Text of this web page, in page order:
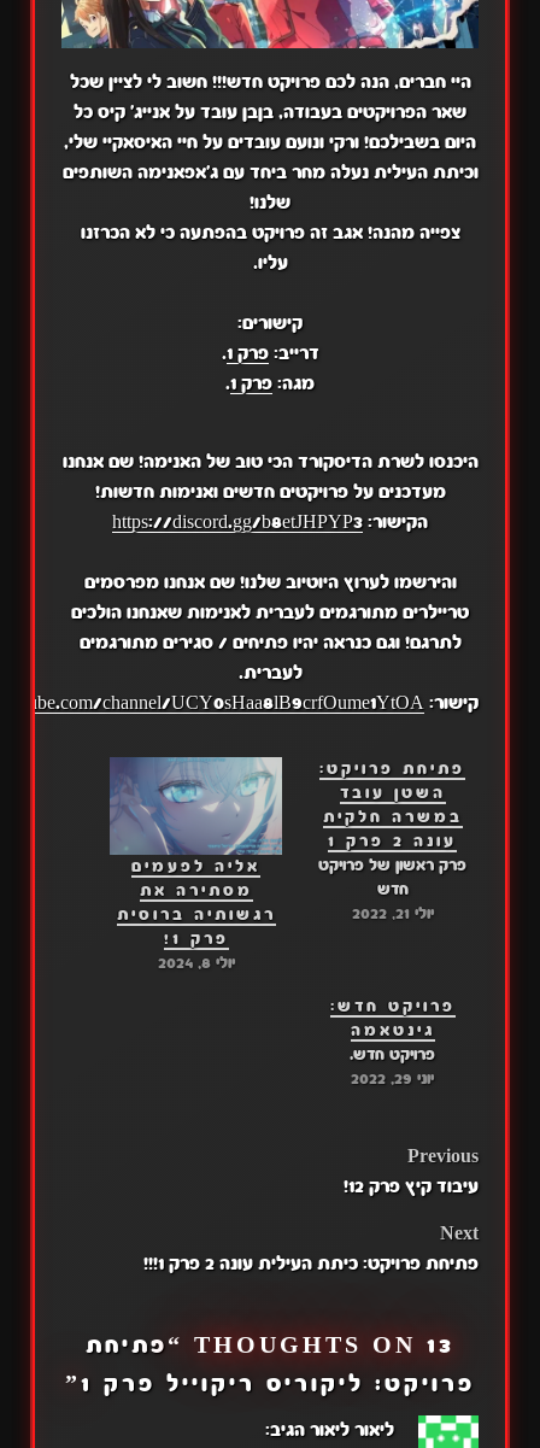
היי חברים, הנה לכם פרויקט חדש!!! חשוב לי לציין שכל
שאר הפרויקטים בעבודה, בןבן עובד על אנייג' קיס כל
היום בשבילכם! ורקי ונועם עובדים על חיי האיסאקיי שלי,
וכיתת העילית נעלה מחר ביחד עם ג'אפאנימה השותפים
שלנו!
צפייה מהנה! אגב זה פרויקט בהפתעה כי לא הכרזנו
עליו.
קישורים:
דרייב:פרק 1 .
מגה:פרק 1 .
היכנסו לשרת הדיסקורד הכי טוב של האנימה! שם אנחנו
מעדכנים על פרויקטים חדשים ואנימות חדשות!
הקישור: https://discord.gg/b8etJHPYP3
והירשמו לערוץ היוטיוב שלנו! שם אנחנו מפרסמים
טריילרים מתורגמים לעברית לאנימות שאנחנו הולכים
לתרגם! וגם כנראה יהיו פתיחים / סגירים מתורגמים
לעברית.
קישור: channel/UCY0sHaa8lB9crfOume1YtOA
פתיחת פרויקט:
השטן עובד
במשרה חלקית
עונה 2 פרק 1
פרק ראשון של פרויקט
חדש
יולי 21, 2022
אליה לפעמים
מסתירה את
רגשותיה ברוסית
פרק 1!
יולי 8, 2024
פרויקט חדש:
גינטאמה
פרויקט חדש.
יוני 29, 2022
POST
Previous
עיבוד קיץ פרק 12!
Next
פתיחת פרויקט: כיתת העילית עונה 2 פרק 1!!!
13 THOUGHTS ON “
פתיחת
פרויקט: ליקוריס ריקוייל פרק 1
”
ליאור ליאור הגיב: